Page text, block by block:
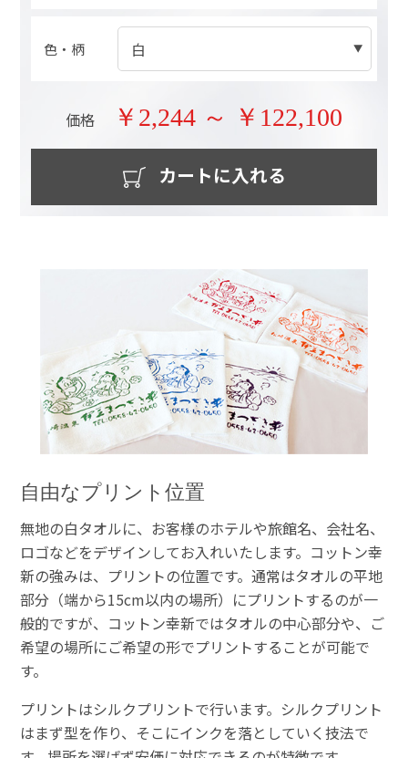
色・柄
価格 ￥2,244 ～ ￥122,100
カートに入れる
自由なプリント位置
無地の白タオルに、お客様のホテルや旅館名、会社名、
ロゴなどをデザインしてお入れいたします。コットン幸
新の強みは、プリントの位置です。通常はタオルの平地
部分（端から15cm以内の場所）にプリントするのが一
般的ですが、コットン幸新ではタオルの中心部分や、ご
希望の場所にご希望の形でプリントすることが可能で
す。
プリントはシルクプリントで行います。シルクプリント
はまず型を作り、そこにインクを落としていく技法で